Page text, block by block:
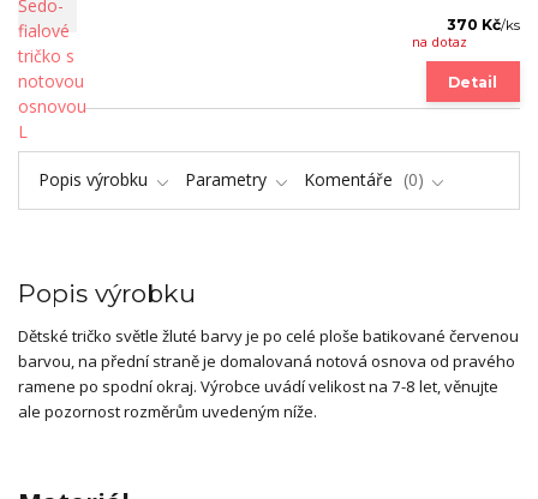
370 Kč/ks
na dotaz
Detail
Popis výrobku Parametry Komentáře 0
Popis výrobku
Dětské tričko světle žluté barvy je po celé ploše batikované červenou
barvou, na přední straně je domalovaná notová osnova od pravého
ramene po spodní okraj. Výrobce uvádí velikost na 7-8 let, věnujte
ale pozornost rozměrům uvedeným níže.